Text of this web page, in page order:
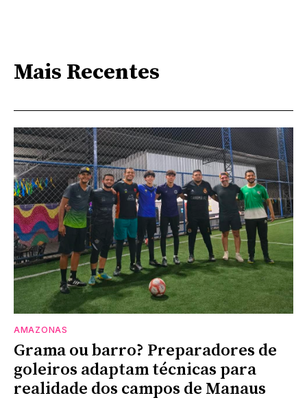
Mais Recentes
AMAZONAS
Grama ou barro? Preparadores de
goleiros adaptam técnicas para
realidade dos campos de Manaus